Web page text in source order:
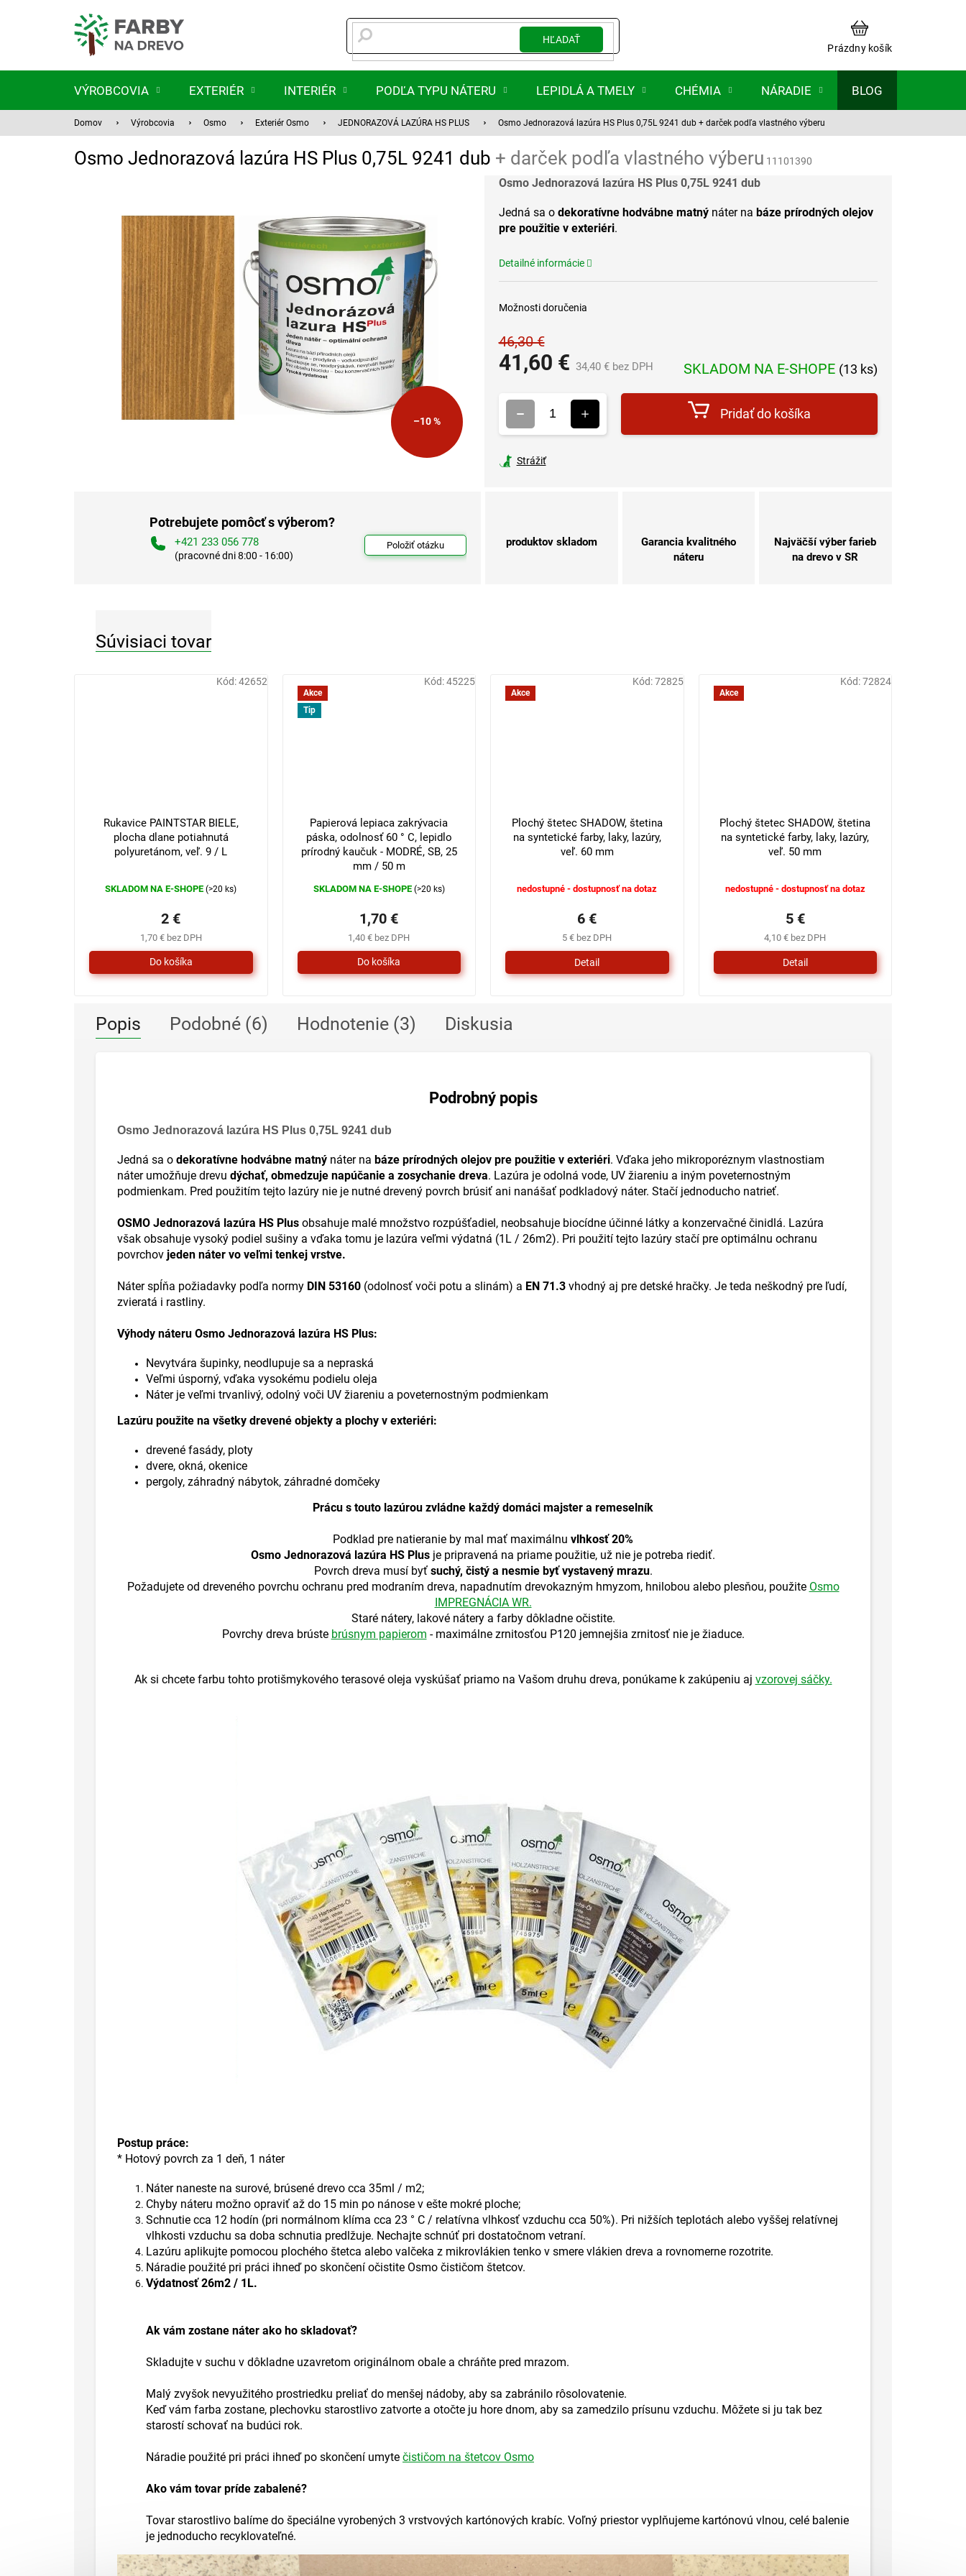
HĽADAŤ
NÁKUPNÝ
KOŠÍK
Prázdny košík
VÝROBCOVIA EXTERIÉR INTERIÉR PODĽA TYPU NÁTERU LEPIDLÁ A TMELY CHÉMIA NÁRADIE BLOG
Domov Výrobcovia Osmo Exteriér Osmo JEDNORAZOVÁ LAZÚRA HS PLUS Osmo Jednorazová lazúra HS Plus 0,75L 9241 dub + darček podľa vlastného výberu
Osmo Jednorazová lazúra HS Plus 0,75L 9241 dub + darček podľa vlastného výberu 11101390
–10 %
46,30 €
41,60 € 34,40 € bez DPH
cena:
SKLADOM NA E-SHOPE (13 ks)
Možnosti doručenia
Pridať do košíka
Osmo Jednorazová lazúra HS Plus 0,75L 9241 dub
Jedná sa o dekoratívne hodvábne matnýnáter na báze prírodných olejov
pre použitie v exteriéri.
Detailné informácie
Strážiť
Potrebujete pomôcť s výberom?
+421 233 056 778
(pracovné dni 8:00 - 16:00)
Položiť otázku produktov skladom
Garancia kvalitného
náteru
Najväčší výber farieb
na drevo v SR
Súvisiaci tovar
Rukavice PAINTSTAR BIELE,
plocha dlane potiahnutá
polyuretánom, veľ. 9 / L
SKLADOM NA E-SHOPE(>20 ks)
1,70 € bez DPH
2 €
Kód:42652
Akce
Tip
Papierová lepiaca zakrývacia
páska, odolnosť 60 ° C, lepidlo
prírodný kaučuk - MODRÉ, SB, 25
mm / 50 m
SKLADOM NA E-SHOPE (>20 ks)
1,40 € bez DPH
1,70 €
Kód:45225
Akce
Plochý štetec SHADOW, štetina
na syntetické farby, laky, lazúry,
veľ. 60 mm
nedostupné - dostupnosť na dotaz
5 € bez DPH
6 €
Detail
Kód:72825
Akce
Plochý štetec SHADOW, štetina
na syntetické farby, laky, lazúry,
veľ. 50 mm
nedostupné - dostupnosť na dotaz
4,10 € bez DPH
5 €
Detail
Kód:72824
Popis Podobné (6) Hodnotenie (3) Diskusia
Podrobný popis
Osmo Jednorazová lazúra HS Plus 0,75L 9241 dub
Jedná sa o dekoratívne hodvábne matný náter na báze prírodných olejov pre použitie v exteriéri. Vďaka jeho mikroporéznym vlastnostiam
náter umožňuje drevu dýchať, obmedzuje napúčanie a zosychanie dreva. Lazúra je odolná vode, UV žiareniu a iným poveternostným
podmienkam. Pred použitím tejto lazúry nie je nutné drevený povrch brúsiť ani nanášať podkladový náter. Stačí jednoducho natrieť.
OSMO Jednorazová lazúra HS Plus obsahuje malé množstvo rozpúšťadiel, neobsahuje biocídne účinné látky a konzervačné činidlá. Lazúra
však obsahuje vysoký podiel sušiny a vďaka tomu je lazúra veľmi výdatná (1L / 26m2). Pri použití tejto lazúry stačí pre optimálnu ochranu
povrchov jeden náter vo veľmi tenkej vrstve.
Náter spĺňa požiadavky podľa normy DIN 53160 (odolnosť voči potu a slinám) a EN 71.3 vhodný aj pre detské hračky. Je teda neškodný pre ľudí,
zvieratá i rastliny.
Výhody náteru Osmo Jednorazová lazúra HS Plus:
Nevytvára šupinky, neodlupuje sa a nepraská
Veľmi úsporný, vďaka vysokému podielu oleja
Náter je veľmi trvanlivý, odolný voči UV žiareniu a poveternostným podmienkam
Lazúru použite na všetky drevené objekty a plochy v exteriéri:
drevené fasády, ploty
dvere, okná, okenice
pergoly, záhradný nábytok, záhradné domčeky
Prácu s touto lazúrou zvládne každý domáci majster a remeselník
Podklad pre natieranie by mal mať maximálnu vlhkosť 20%
Osmo Jednorazová lazúra HS Plus je pripravená na priame použitie, už nie je potreba riediť.
Povrch dreva musí byť suchý, čistý a nesmie byť vystavený mrazu.
Požadujete od dreveného povrchu ochranu pred modraním dreva, napadnutím drevokazným hmyzom, hnilobou alebo plesňou, použite Osmo
IMPREGNÁCIA WR.
Staré nátery, lakové nátery a farby dôkladne očistite.
Povrchy dreva brúste brúsnym papierom - maximálne zrnitosťou P120 jemnejšia zrnitosť nie je žiaduce.
Ak si chcete farbu tohto protišmykového terasové oleja vyskúšať priamo na Vašom druhu dreva, ponúkame k zakúpeniu aj vzorovej sáčky.
Postup práce:
* Hotový povrch za 1 deň, 1 náter
Náter naneste na surové, brúsené drevo cca 35ml / m2;
Chyby náteru možno opraviť až do 15 min po nánose v ešte mokré ploche;
Schnutie cca 12 hodín (pri normálnom klíma cca 23 ° C / relatívna vlhkosť vzduchu cca 50%). Pri nižších teplotách alebo vyššej relatívnej
vlhkosti vzduchu sa doba schnutia predlžuje. Nechajte schnúť pri dostatočnom vetraní.
Lazúru aplikujte pomocou plochého štetca alebo valčeka z mikrovlákien tenko v smere vlákien dreva a rovnomerne rozotrite.
Náradie použité pri práci ihneď po skončení očistite Osmo čističom štetcov.
Výdatnosť 26m2 / 1L.
Ak vám zostane náter ako ho skladovať?
Skladujte v suchu v dôkladne uzavretom originálnom obale a chráňte pred mrazom.
Malý zvyšok nevyužitého prostriedku preliať do menšej nádoby, aby sa zabránilo rôsolovatenie.
Keď vám farba zostane, plechovku starostlivo zatvorte a otočte ju hore dnom, aby sa zamedzilo prísunu vzduchu. Môžete si ju tak bez
starostí schovať na budúci rok.
Náradie použité pri práci ihneď po skončení umyte čističom na štetcov Osmo
Ako vám tovar príde zabalené?
Tovar starostlivo balíme do špeciálne vyrobených 3 vrstvových kartónových krabíc. Voľný priestor vyplňujeme kartónovú vlnou, celé balenie
je jednoducho recyklovateľné.